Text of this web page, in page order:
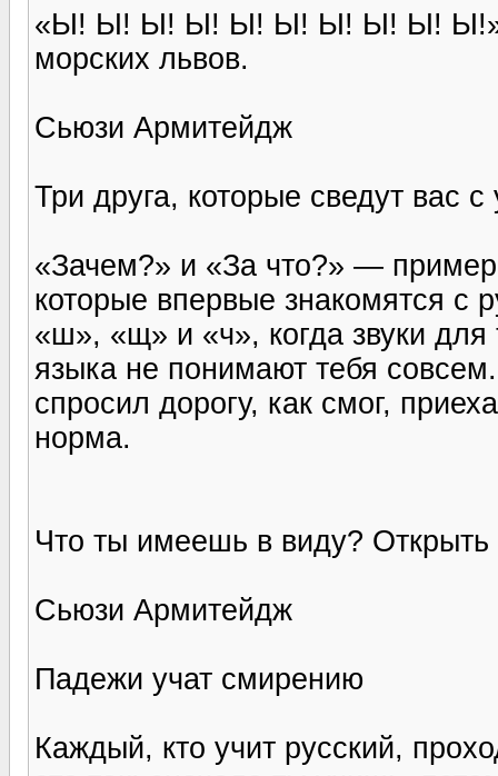
«Ы! Ы! Ы! Ы! Ы! Ы! Ы! Ы! Ы! Ы!» —
морских львов.
Сьюзи Армитейдж
Три друга, которые сведут вас
«Зачем?» и «За что?» —
которые впервые знакомятся с
«ш», «щ» и «ч», когда звуки для
языка не понимают тебя
спросил дорогу, как смог,
норма.
Что ты имеешь в виду?
Сьюзи Армитейдж
Падежи учат смирению
Каждый, кто учит русский,